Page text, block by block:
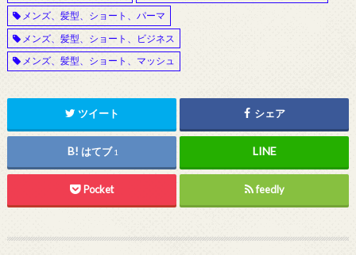
メンズ、髪型、ショート、パーマ
メンズ、髪型、ショート、ビジネス
メンズ、髪型、ショート、マッシュ
ツイート シェア
はてブ 1
Pocket feedly